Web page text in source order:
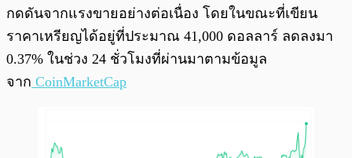
กดดันจากแรงขายอย่างต่อเนื่อง โดยในขณะที่เขียน
ราคาเหรียญได้อยู่ที่ประมาณ 41,000 ดอลลาร์ ลดลงมา
0.37% ในช่วง 24 ชั่วโมงที่ผ่านมาตามข้อมูล
จาก CoinMarketCap